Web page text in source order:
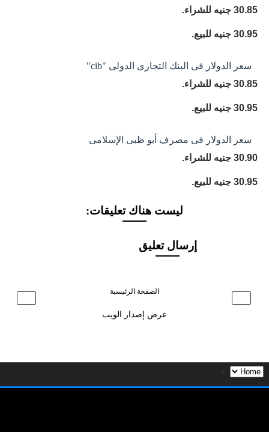
30.85 جنيه للشراء.
30.95 جنيه للبيع.
سعر الدولار فى البنك التجارى الدولى "cib"
30.85 جنيه للشراء.
30.95 جنيه للبيع.
سعر الدولار فى مصرف أبو ظبى الإسلامى
30.90 جنيه للشراء.
30.95 جنيه للبيع.
ليست هناك تعليقات:
إرسال تعليق
‹
› الصفحة الرئيسية
عرض إصدار الويب